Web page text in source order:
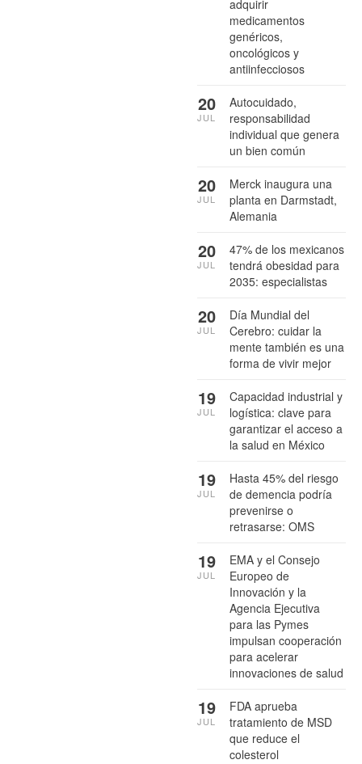
adquirir
medicamentos
genéricos,
oncológicos y
antiinfecciosos
Autocuidado,
responsabilidad
individual que genera
un bien común
20
JUL
Merck inaugura una
planta en Darmstadt,
Alemania
20
JUL
47% de los mexicanos
tendrá obesidad para
2035: especialistas
20
JUL
Día Mundial del
Cerebro: cuidar la
mente también es una
forma de vivir mejor
20
JUL
Capacidad industrial y
logística: clave para
garantizar el acceso a
la salud en México
19
JUL
Hasta 45% del riesgo
de demencia podría
prevenirse o
retrasarse: OMS
19
JUL
EMA y el Consejo
Europeo de
Innovación y la
Agencia Ejecutiva
para las Pymes
impulsan cooperación
para acelerar
innovaciones de salud
19
JUL
FDA aprueba
tratamiento de MSD
que reduce el
colesterol
19
JUL